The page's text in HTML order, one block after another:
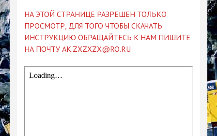
НА ЭТОЙ СТРАНИЦЕ РАЗРЕШЕН ТОЛЬКО
ПРОСМОТР, ДЛЯ ТОГО ЧТОБЫ СКАЧАТЬ
ИНСТРУКЦИЮ ОБРАЩАЙТЕСЬ К НАМ ПИШИТЕ
НА ПОЧТУ AK.ZXZXZX@RO.RU